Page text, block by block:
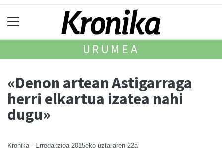
URUMEA
«Denon artean Astigarraga
herri elkartua izatea nahi
dugu»
Kronika - Erredakzioa 2015eko uztailaren 22a